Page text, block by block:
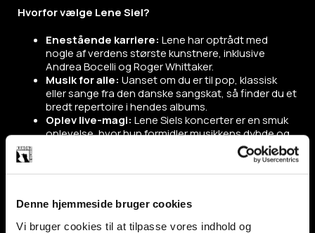
Denne hjemmeside bruger cookies
Vi bruger cookies til at tilpasse vores indhold og
Hvorfor vælge Lene Siel?
Enestående karriere: Lene har optrådt med
nogle af verdens største kunstnere, inklusive
Andrea Bocelli og Roger Whittaker.
Musik for alle: Uanset om du er til pop, klassisk
eller sange fra den danske sangskat, så finder du et
bredt repertoire i hendes albums.
Oplev live-magi: Lene Siels koncerter er en smuk
oplevelse, hvor hun formidler musikkens dybde og
Vil du opleve Lene Siel live, lige der hvor du er, i hele